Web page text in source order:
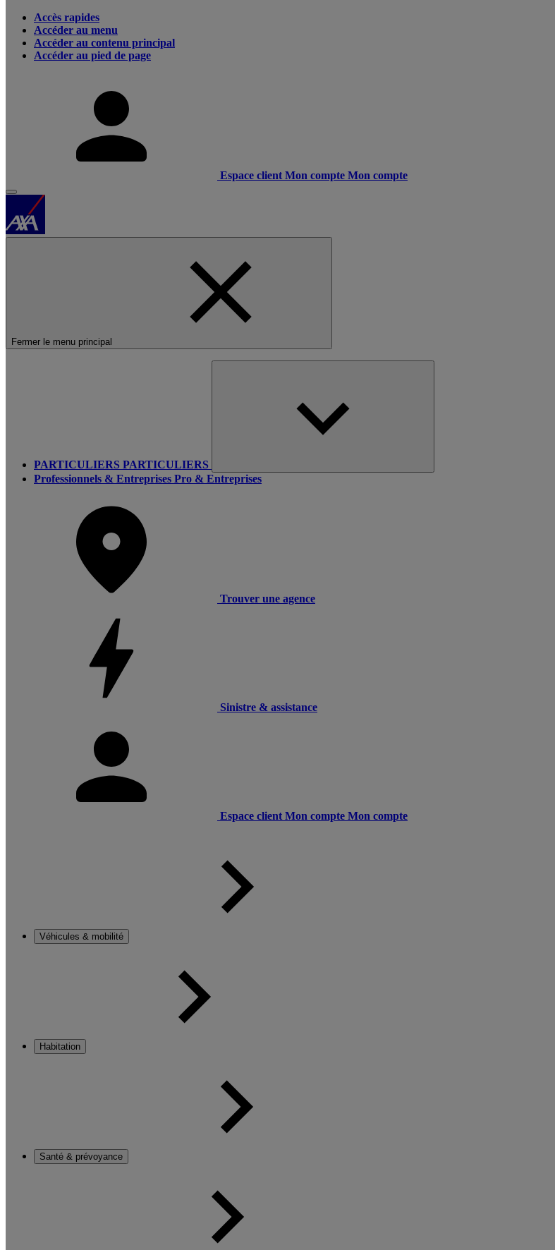
Accès rapides
Accéder au menu
Accéder au contenu principal
Accéder au pied de page
Espace client Mon compte Mon compte
Fermer le menu principal
PARTICULIERS PARTICULIERS
Professionnels & Entreprises Pro & Entreprises
Trouver une agence
Sinistre & assistance
Espace client Mon compte Mon compte
Véhicules & mobilité
Habitation
Santé & prévoyance